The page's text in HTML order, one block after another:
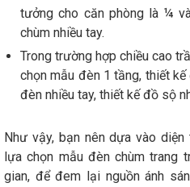
tưởng cho căn phòng là ¼
chùm nhiều tay.
Trong trường hợp chiều cao
chọn mẫu đèn 1 tầng, thiết
đèn nhiều tay, thiết kế đồ sộ
Như vậy, bạn nên dựa vào
lựa chọn mẫu đèn chùm trang
gian, để đem lại nguồn ánh